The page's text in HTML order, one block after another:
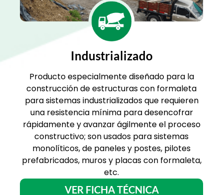
Industrializado
Producto especialmente diseñado para la
construcción de estructuras con formaleta
para sistemas industrializados que requieren
una resistencia mínima para desencofrar
rápidamente y avanzar ágilmente el proceso
constructivo; son usados para sistemas
monolíticos, de paneles y postes, pilotes
prefabricados, muros y placas con formaleta,
etc.
VER FICHA TÉCNICA